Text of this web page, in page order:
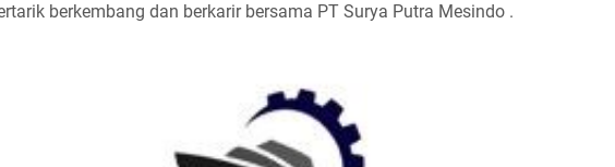
berkembang dan berkarir bersama PT Surya Putra Mesindo .